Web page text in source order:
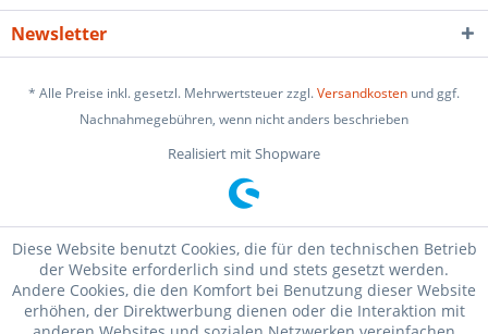
Newsletter
* Alle Preise inkl. gesetzl. Mehrwertsteuer zzgl.Versandkosten und ggf.
Nachnahmegebühren, wenn nicht anders beschrieben
Realisiert mit Shopware
Diese Website benutzt Cookies, die für den technischen Betrieb
der Website erforderlich sind und stets gesetzt werden.
Andere Cookies, die den Komfort bei Benutzung dieser Website
erhöhen, der Direktwerbung dienen oder die Interaktion mit